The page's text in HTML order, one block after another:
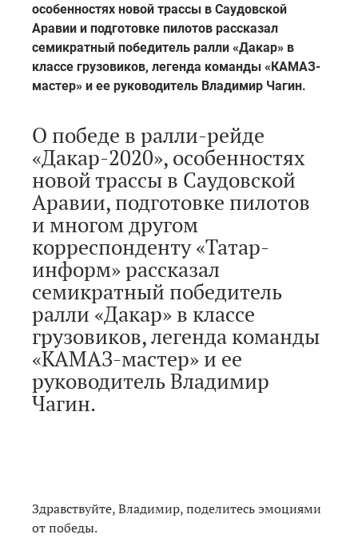
особенностях новой трассы в Саудовской
Аравии и подготовке пилотов рассказал
семикратный победитель ралли «Дакар» в
классе грузовиков, легенда команды «КАМАЗ-
мастер» и ее руководитель Владимир Чагин.
О победе в ралли-рейде
«Дакар-2020», особенностях
новой трассы в Саудовской
Аравии, подготовке пилотов
и многом другом
корреспонденту «Татар-
информ» рассказал
семикратный победитель
ралли «Дакар» в классе
грузовиков, легенда команды
«КАМАЗ-мастер» и ее
руководитель Владимир
Чагин.
Здравствуйте, Владимир, поделитесь эмоциями
от победы.